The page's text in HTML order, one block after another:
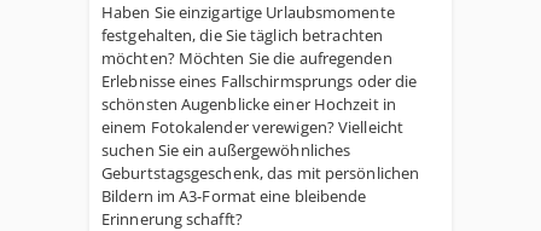
Haben Sie einzigartige Urlaubsmomente
festgehalten, die Sie täglich betrachten
möchten? Möchten Sie die aufregenden
Erlebnisse eines Fallschirmsprungs oder die
schönsten Augenblicke einer Hochzeit in
einem Fotokalender verewigen? Vielleicht
suchen Sie ein außergewöhnliches
Geburtstagsgeschenk, das mit persönlichen
Bildern im A3-Format eine bleibende
Erinnerung schafft?